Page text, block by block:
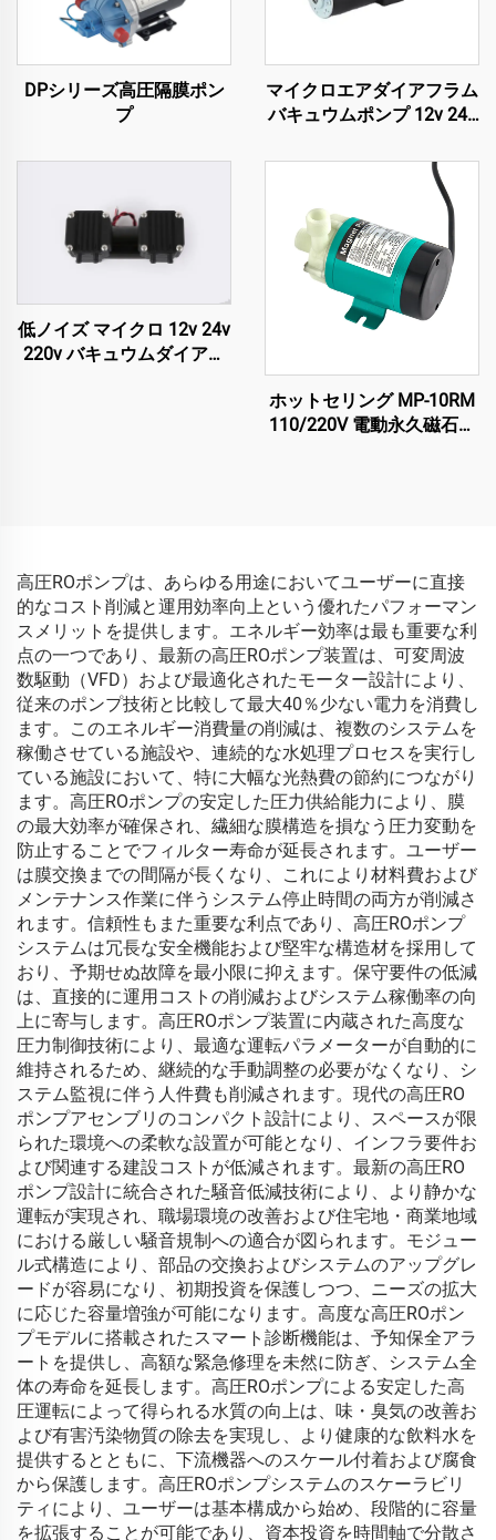
DPシリーズ高圧隔膜ポン
プ
マイクロエアダイアフラム
バキュウムポンプ 12v 24v
容機器用
低ノイズ マイクロ 12v 24v
220v バキュウムダイアフ
ホットセリング MP-10RM
110/220V 電動永久磁石式
高圧ROポンプは、あらゆる用途においてユーザーに直接
的なコスト削減と運用効率向上という優れたパフォーマン
スメリットを提供します。エネルギー効率は最も重要な利
点の一つであり、最新の高圧ROポンプ装置は、可変周波
数駆動（VFD）および最適化されたモーター設計により、
従来のポンプ技術と比較して最大40％少ない電力を消費し
ます。このエネルギー消費量の削減は、複数のシステムを
稼働させている施設や、連続的な水処理プロセスを実行し
ている施設において、特に大幅な光熱費の節約につながり
ます。高圧ROポンプの安定した圧力供給能力により、膜
の最大効率が確保され、繊細な膜構造を損なう圧力変動を
防止することでフィルター寿命が延長されます。ユーザー
は膜交換までの間隔が長くなり、これにより材料費および
メンテナンス作業に伴うシステム停止時間の両方が削減さ
れます。信頼性もまた重要な利点であり、高圧ROポンプ
システムは冗長な安全機能および堅牢な構造材を採用して
おり、予期せぬ故障を最小限に抑えます。保守要件の低減
は、直接的に運用コストの削減およびシステム稼働率の向
上に寄与します。高圧ROポンプ装置に内蔵された高度な
圧力制御技術により、最適な運転パラメーターが自動的に
維持されるため、継続的な手動調整の必要がなくなり、シ
ステム監視に伴う人件費も削減されます。現代の高圧RO
ポンプアセンブリのコンパクト設計により、スペースが限
られた環境への柔軟な設置が可能となり、インフラ要件お
よび関連する建設コストが低減されます。最新の高圧RO
ポンプ設計に統合された騒音低減技術により、より静かな
運転が実現され、職場環境の改善および住宅地・商業地域
における厳しい騒音規制への適合が図られます。モジュー
ル式構造により、部品の交換およびシステムのアップグレ
ードが容易になり、初期投資を保護しつつ、ニーズの拡大
に応じた容量増強が可能になります。高度な高圧ROポン
プモデルに搭載されたスマート診断機能は、予知保全アラ
ートを提供し、高額な緊急修理を未然に防ぎ、システム全
体の寿命を延長します。高圧ROポンプによる安定した高
圧運転によって得られる水質の向上は、味・臭気の改善お
よび有害汚染物質の除去を実現し、より健康的な飲料水を
提供するとともに、下流機器へのスケール付着および腐食
から保護します。高圧ROポンプシステムのスケーラビリ
ティにより、ユーザーは基本構成から始め、段階的に容量
を拡張することが可能であり、資本投資を時間軸で分散さ